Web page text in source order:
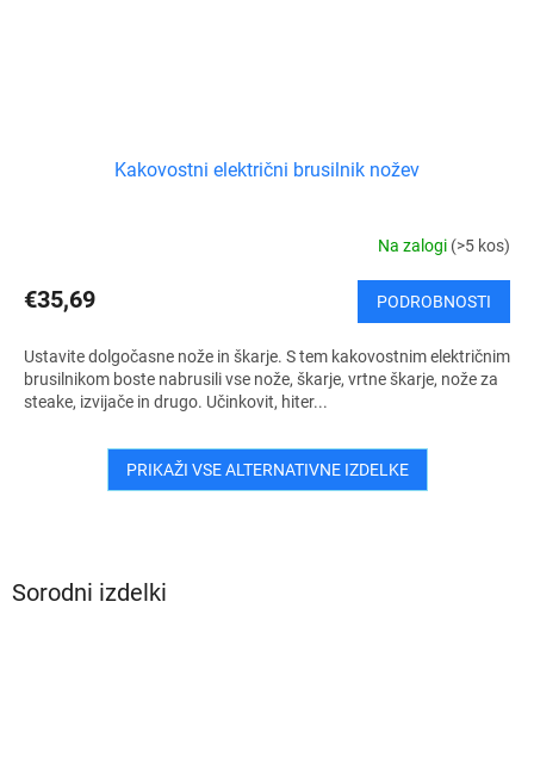
Sorodni izdelki
Kakovostni električni brusilnik nožev
Na zalogi (>5 kos)
€35,69 PODROBNOSTI
Ustavite dolgočasne nože in škarje. S tem kakovostnim električnim
brusilnikom boste nabrusili vse nože, škarje, vrtne škarje, nože za
steake, izvijače in drugo. Učinkovit, hiter...
PRIKAŽI VSE ALTERNATIVNE IZDELKE